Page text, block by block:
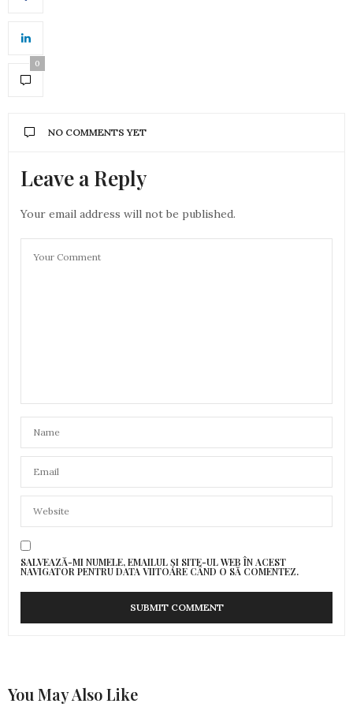
0
NO COMMENTS YET
Leave a Reply
Your email address will not be published.
SALVEAZĂ-MI NUMELE, EMAILUL ȘI SITE-UL WEB ÎN ACEST
NAVIGATOR PENTRU DATA VIITOARE CÂND O SĂ COMENTEZ.
You May Also Like